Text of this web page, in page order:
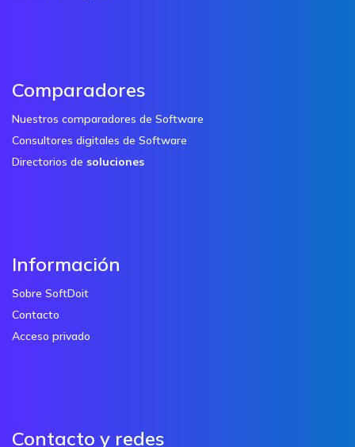
Comparadores
Nuestros comparadores de Software
Consultores digitales de Software
Directorios de soluciones
Información
Sobre SoftDoit
Contacto
Acceso privado
Contacto y redes